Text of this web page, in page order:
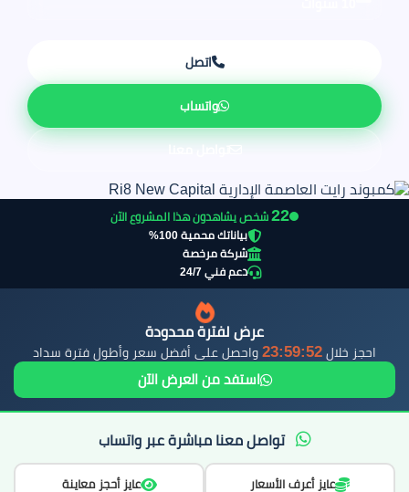
اتصل
واتساب
21 شخص يشاهدون هذا المشروع الآن
بياناتك محمية 100%
شركة مرخصة
دعم فني 24/7
عرض لفترة محدودة
احجز خلال 23:59:51 واحصل على أفضل سعر وأطول فترة سداد
استفد من العرض الآن
تواصل معنا مباشرة عبر واتساب
عايز أعرف الأسعار عايز أحجز معاينة